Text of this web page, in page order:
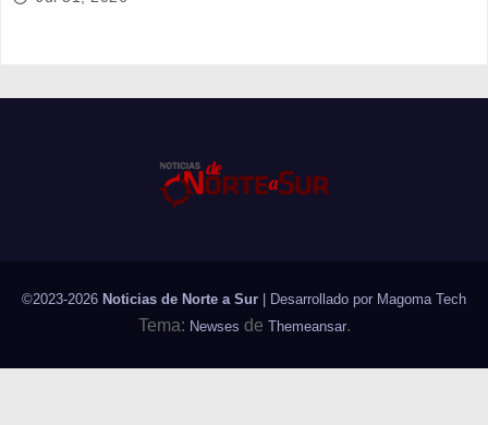
©2023-2026 Noticias de Norte a Sur | Desarrollado por Magoma Tech
Tema: Newses de Themeansar.